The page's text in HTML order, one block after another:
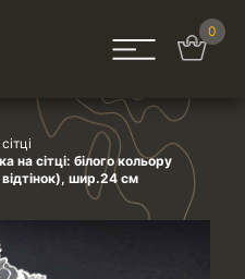
0
сітці: білого кольору
відтінок), шир.24 см